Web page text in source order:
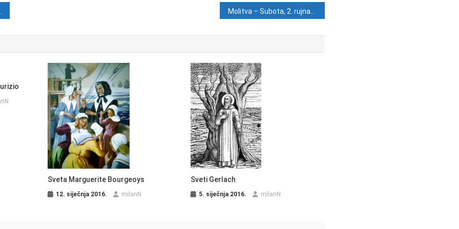
Sveta Marguerite Bourgeoys
12. siječnja 2016. milanN
Sveti Gerlach
5. siječnja 2016. milanN